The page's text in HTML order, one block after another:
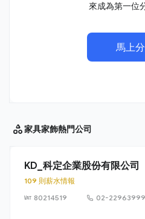
來成為第一位
馬上
家具家飾熱門公司
KD_科定企業股份有限公司
109 則薪水情報
80214519
02-22963999